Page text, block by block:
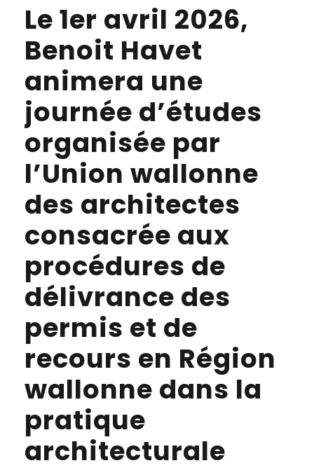
Le 1er avril 2026,
Benoit Havet
animera une
journée d’études
organisée par
l’Union wallonne
des architectes
consacrée aux
procédures de
délivrance des
permis et de
recours en Région
wallonne dans la
pratique
architecturale